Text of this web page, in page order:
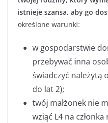
istnieje szansa, aby go
określone warunki:
w gospodarstwie
przebywać inna
świadczyć należytą
do lat 2);
twój małżonek nie
wziąć L4 na